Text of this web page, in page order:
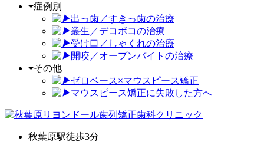
症例別
出っ歯／すきっ歯の治療
叢生／デコボコの治療
受け口／しゃくれの治療
開咬／オープンバイトの治療
その他
ゼロベース×マウスピース矯正
マウスピース矯正に失敗した方へ
秋葉原駅徒歩3分